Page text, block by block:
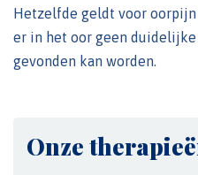
Hetzelfde geldt voor
er in het oor geen duidelijke
gevonden kan worden.
Onze